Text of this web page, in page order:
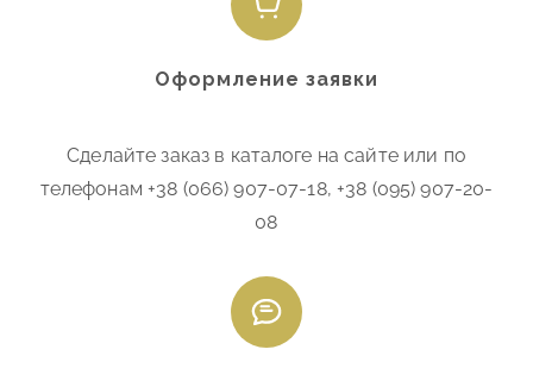
Оформление заявки
Сделайте заказ в каталоге на сайте или по
телефонам +38 (066) 907-07-18, +38 (095) 907-20-
08